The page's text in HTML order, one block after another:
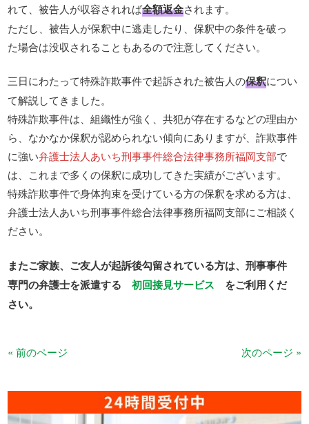
れて、被告人が収容されれば全額返金されます。
ただし、被告人が保釈中に逃走したり、保釈中の条件を破っ
た場合は没収されることもあるので注意してください。
三日にわたって特殊詐欺事件で起訴された被告人の保釈につい
て解説してきました。
特殊詐欺事件は、組織性が強く、共犯が存在するなどの理由か
ら、なかなか保釈が認められない傾向にありますが、詐欺事件
に強い弁護士法人あいち刑事事件総合法律事務所福岡支部で
は、これまで多くの保釈に成功してきた実績がございます。
特殊詐欺事件で身体拘束を受けている方の保釈を求める方は、
弁護士法人あいち刑事事件総合法律事務所福岡支部にご相談く
ださい。
またご家族、ご友人が起訴後勾留されている方は、刑事事件
専門の弁護士を派遣する 初回接見サービス をご利用くだ
さい。
« 前のページ 次のページ »